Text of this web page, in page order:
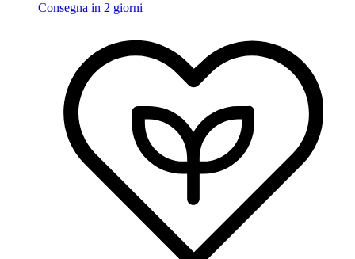
Consegna in 2 giorni